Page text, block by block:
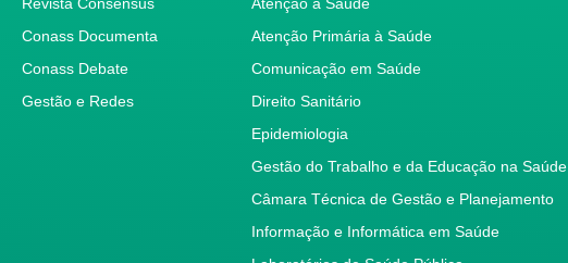
Conass Documenta
Conass Debate
Gestão e Redes
Atenção Primária à Saúde
Comunicação em Saúde
Direito Sanitário
Epidemiologia
Gestão do Trabalho e da Educação na Saúde
Câmara Técnica de Gestão e Planejamento
Informação e Informática em Saúde